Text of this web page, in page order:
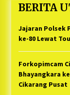
BERITA
Jajaran Polsek
ke-80 Lewat
Forkopimcam
Bhayangkara
Cikarang Pusat